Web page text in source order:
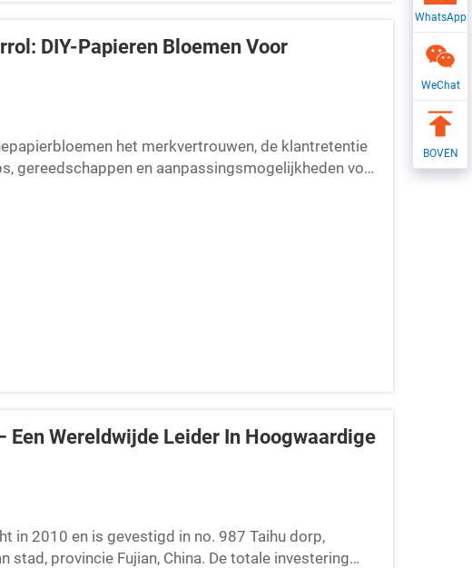
DIY-Papieren Bloemen Voor
het merkvertrouwen, de klantretentie
gereedschappen en aanpassingsmogelijkheden voor
Een Wereldwijde Leider In Hoogwaardige
in 2010 en is gevestigd in no. 987 Taihu dorp,
stad, provincie Fujian, China. De totale investering
WhatsApp
WeChat
BOVEN